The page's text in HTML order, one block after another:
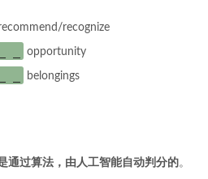
recognize
_ opportunity
_ belongings
通过算法，由人工智能自动判分的 。